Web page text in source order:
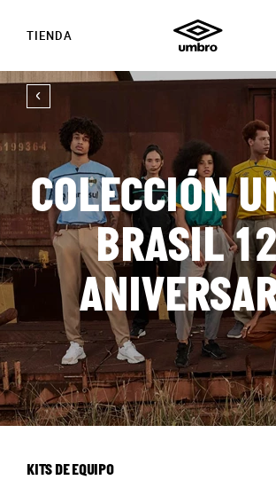
TIENDA
COLECCIÓN
BRASIL
KITS DE EQUIPO